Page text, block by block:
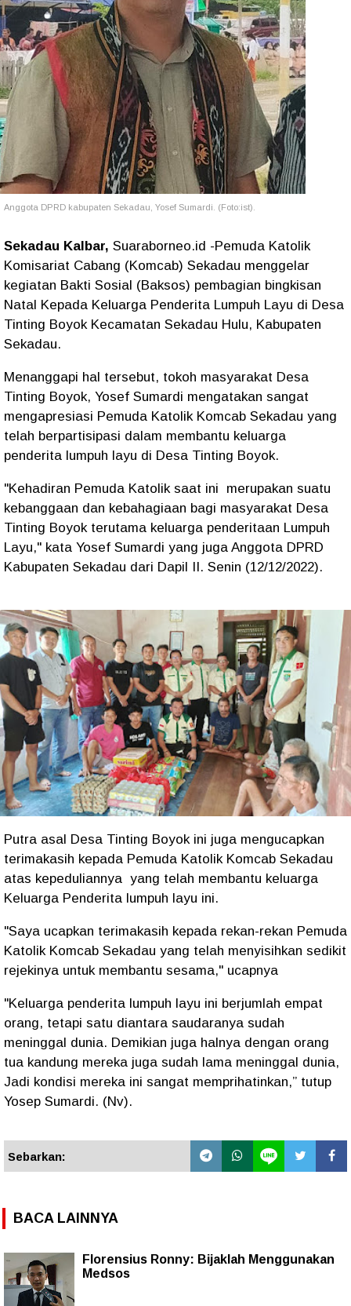
Anggota DPRD kabupaten Sekadau, Yosef Sumardi. (Foto:ist).
Sekadau Kalbar, Suaraborneo.id -Pemuda Katolik
Komisariat Cabang (Komcab) Sekadau menggelar
kegiatan Bakti Sosial (Baksos) pembagian bingkisan
Natal Kepada Keluarga Penderita Lumpuh Layu di Desa
Tinting Boyok Kecamatan Sekadau Hulu, Kabupaten
Sekadau.
Menanggapi hal tersebut, tokoh masyarakat Desa
Tinting Boyok, Yosef Sumardi mengatakan sangat
mengapresiasi Pemuda Katolik Komcab Sekadau yang
telah berpartisipasi dalam membantu keluarga
penderita lumpuh layu di Desa Tinting Boyok.
"Kehadiran Pemuda Katolik saat ini merupakan suatu
kebanggaan dan kebahagiaan bagi masyarakat Desa
Tinting Boyok terutama keluarga penderitaan Lumpuh
Layu," kata Yosef Sumardi yang juga Anggota DPRD
Kabupaten Sekadau dari Dapil II. Senin (12/12/2022).
Putra asal Desa Tinting Boyok ini juga mengucapkan
terimakasih kepada Pemuda Katolik Komcab Sekadau
atas kepeduliannya yang telah membantu keluarga
Keluarga Penderita lumpuh layu ini.
"Saya ucapkan terimakasih kepada rekan-rekan Pemuda
Katolik Komcab Sekadau yang telah menyisihkan sedikit
rejekinya untuk membantu sesama," ucapnya
"Keluarga penderita lumpuh layu ini berjumlah empat
orang, tetapi satu diantara saudaranya sudah
meninggal dunia. Demikian juga halnya dengan orang
tua kandung mereka juga sudah lama meninggal dunia,
Jadi kondisi mereka ini sangat memprihatinkan,” tutup
Yosep Sumardi. (Nv).
Sebarkan:
BACA LAINNYA
Florensius Ronny: Bijaklah Menggunakan
Medsos